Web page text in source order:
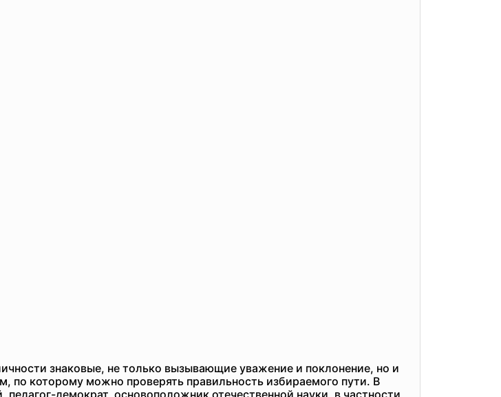
знаковые, не только вызывающие уважение и поклонение, но и
которому можно проверять правильность избираемого пути. В
демократ, основоположник отечественной науки, в частности